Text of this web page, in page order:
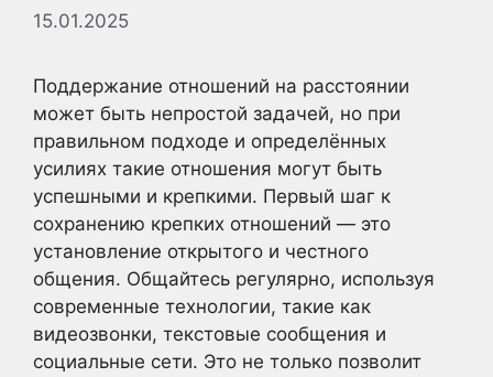
15.01.2025
Поддержание отношений на расстоянии
может быть непростой задачей, но при
правильном подходе и определённых
усилиях такие отношения могут быть
успешными и крепкими. Первый шаг к
сохранению крепких отношений — это
установление открытого и честного
общения. Общайтесь регулярно, используя
современные технологии, такие как
видеозвонки, текстовые сообщения и
социальные сети. Это не только позволит